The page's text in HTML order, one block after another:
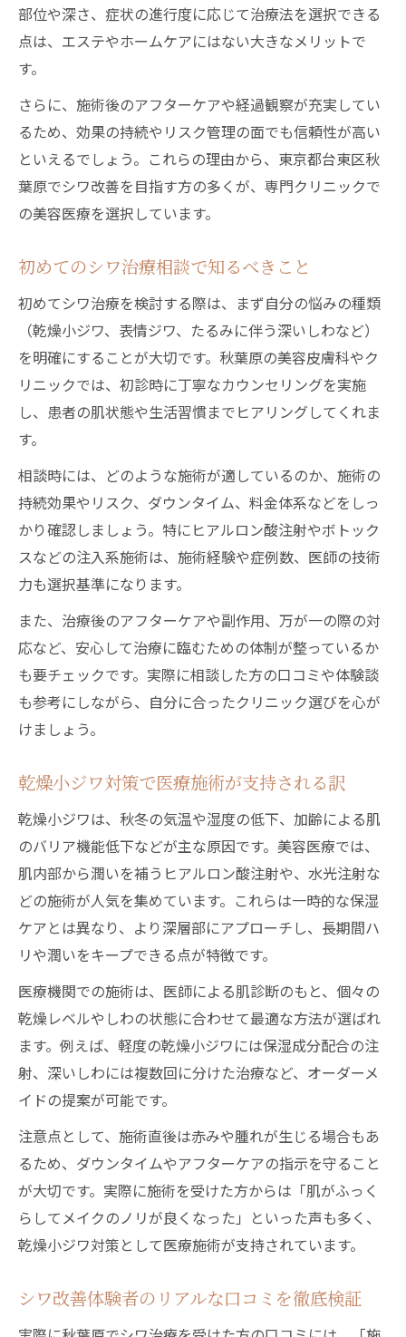
部位や深さ、症状の進行度に応じて治療法を選択できる
点は、エステやホームケアにはない大きなメリットで
す。
さらに、施術後のアフターケアや経過観察が充実してい
るため、効果の持続やリスク管理の面でも信頼性が高い
といえるでしょう。これらの理由から、東京都台東区秋
葉原でシワ改善を目指す方の多くが、専門クリニックで
の美容医療を選択しています。
初めてのシワ治療相談で知るべきこと
初めてシワ治療を検討する際は、まず自分の悩みの種類
（乾燥小ジワ、表情ジワ、たるみに伴う深いしわなど）
を明確にすることが大切です。秋葉原の美容皮膚科やク
リニックでは、初診時に丁寧なカウンセリングを実施
し、患者の肌状態や生活習慣までヒアリングしてくれま
す。
相談時には、どのような施術が適しているのか、施術の
持続効果やリスク、ダウンタイム、料金体系などをしっ
かり確認しましょう。特にヒアルロン酸注射やボトック
スなどの注入系施術は、施術経験や症例数、医師の技術
力も選択基準になります。
また、治療後のアフターケアや副作用、万が一の際の対
応など、安心して治療に臨むための体制が整っているか
も要チェックです。実際に相談した方の口コミや体験談
も参考にしながら、自分に合ったクリニック選びを心が
けましょう。
乾燥小ジワ対策で医療施術が支持される訳
乾燥小ジワは、秋冬の気温や湿度の低下、加齢による肌
のバリア機能低下などが主な原因です。美容医療では、
肌内部から潤いを補うヒアルロン酸注射や、水光注射な
どの施術が人気を集めています。これらは一時的な保湿
ケアとは異なり、より深層部にアプローチし、長期間ハ
リや潤いをキープできる点が特徴です。
医療機関での施術は、医師による肌診断のもと、個々の
乾燥レベルやしわの状態に合わせて最適な方法が選ばれ
ます。例えば、軽度の乾燥小ジワには保湿成分配合の注
射、深いしわには複数回に分けた治療など、オーダーメ
イドの提案が可能です。
注意点として、施術直後は赤みや腫れが生じる場合もあ
るため、ダウンタイムやアフターケアの指示を守ること
が大切です。実際に施術を受けた方からは「肌がふっく
らしてメイクのノリが良くなった」といった声も多く、
乾燥小ジワ対策として医療施術が支持されています。
シワ改善体験者のリアルな口コミを徹底検証